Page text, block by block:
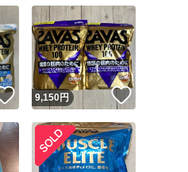
いいね！
9,150円